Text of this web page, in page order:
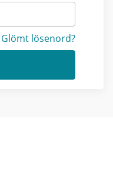
Glömt lösenord?